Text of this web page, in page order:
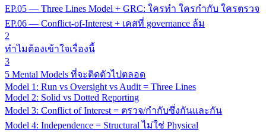
EP.05 — Three Lines Model + GRC: ใครทำ ใครกำกับ ใครตรวจ
EP.06 — Conflict-of-Interest + เคสที่ governance ล้ม
2
ทำไมต้องเข้าใจเรื่องนี้
3
5 Mental Models ที่จะติดตัวไปตลอด
Model 1: Run vs Oversight vs Audit = Three Lines
Model 2: Solid vs Dotted Reporting
Model 3: Conflict of Interest = ตรวจ/กำกับซึ่งกันและกัน
Model 4: Independence = Structural ไม่ใช่ Physical